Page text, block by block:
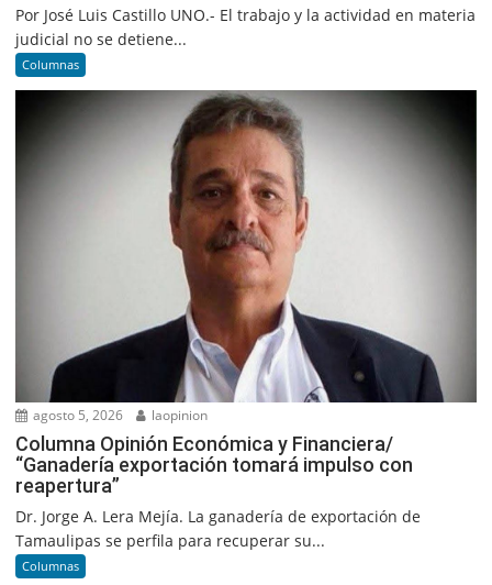
Por José Luis Castillo UNO.- El trabajo y la actividad en materia
judicial no se detiene...
Columnas
agosto 5, 2026 laopinion
Columna Opinión Económica y Financiera/
“Ganadería exportación tomará impulso con
reapertura”
Dr. Jorge A. Lera Mejía. La ganadería de exportación de
Tamaulipas se perfila para recuperar su...
Columnas